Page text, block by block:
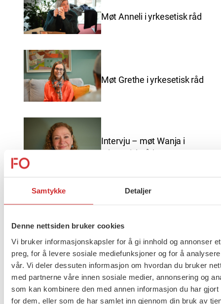
Samtykke Detaljer
Denne nettsiden bruker cookies
Vi bruker informasjonskapsler for å gi innhold og annonser
preg, for å levere sosiale mediefunksjoner og for å
vår. Vi deler dessuten informasjon om hvordan du bruker
med partnerne våre innen sosiale medier, annonsering og
som kan kombinere den med annen informasjon du har gjort
for dem, eller som de har samlet inn gjennom din bruk av
Møt Anneli i yrkesetisk råd
Møt Grethe i yrkesetisk råd
Intervju – møt Wanja i
yrkesetisk råd
Brudd i lønnsoppgjøret for
ansatte innen barnevern,
omsorg og asylmottak (NHO